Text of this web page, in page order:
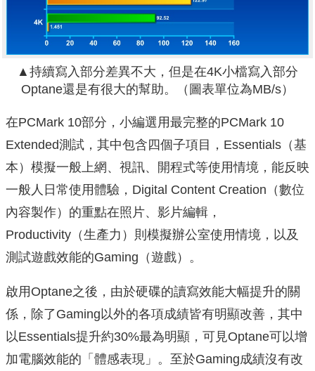
▲持續寫入部分差異不大，但是在4K小檔寫入部分
Optane還是有很大的幫助。（圖表單位為MB/s）
在PCMark 10部分，小編選用最完整的PCMark 10
Extended測試，其中包含四個子項目，Essentials（基
本）模擬一般上網、視訊、開程式等使用情境，能反映
一般人日常使用體驗，Digital Content Creation（數位
內容製作）的重點在照片、影片編輯，
Productivity（生產力）則模擬辦公室使用情境，以及
測試遊戲效能的Gaming（遊戲）。
啟用Optane之後，由於硬碟的讀寫效能大幅提升的關
係，除了Gaming以外的各項成績皆有明顯改善，其中
以Essentials提升約30%最為明顯，可見Optane可以增
加電腦效能的「體感表現」。至於Gaming成績沒有改